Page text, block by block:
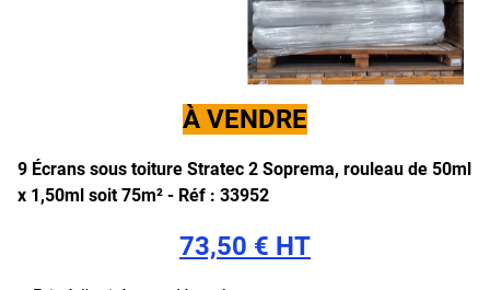
À VENDRE
9 Écrans sous toiture Stratec 2 Soprema, rouleau de 50ml
x 1,50ml soit 75m² - Réf : 33952
73,50 € HT